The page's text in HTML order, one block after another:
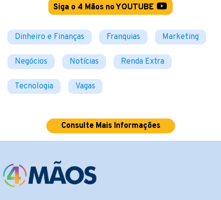
Siga o 4 Mãos no YOUTUBE
Dinheiro e Finanças Franquias Marketing
Negócios Notícias Renda Extra
Tecnologia Vagas
Consulte Mais Informações